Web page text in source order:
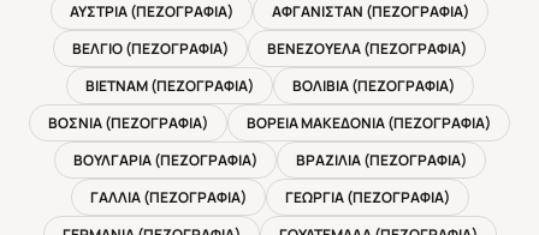
ΑΥΣΤΡΙΑ (ΠΕΖΟΓΡΑΦΙΑ)
ΑΦΓΑΝΙΣΤΑΝ (ΠΕΖΟΓΡΑΦΙΑ)
ΒΕΛΓΙΟ (ΠΕΖΟΓΡΑΦΙΑ)
ΒΕΝΕΖΟΥΕΛΑ (ΠΕΖΟΓΡΑΦΙΑ)
ΒΙΕΤΝΑΜ (ΠΕΖΟΓΡΑΦΙΑ)
ΒΟΛΙΒΙΑ (ΠΕΖΟΓΡΑΦΙΑ)
ΒΟΣΝΙΑ (ΠΕΖΟΓΡΑΦΙΑ)
ΒΟΡΕΙΑ ΜΑΚΕΔΟΝΙΑ (ΠΕΖΟΓΡΑΦΙΑ)
ΒΟΥΛΓΑΡΙΑ (ΠΕΖΟΓΡΑΦΙΑ)
ΒΡΑΖΙΛΙΑ (ΠΕΖΟΓΡΑΦΙΑ)
ΓΑΛΛΙΑ (ΠΕΖΟΓΡΑΦΙΑ)
ΓΕΩΡΓΙΑ (ΠΕΖΟΓΡΑΦΙΑ)